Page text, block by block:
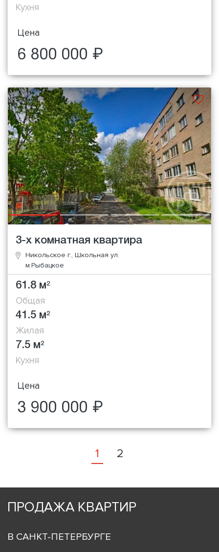
Кухня
Цена
6 800 000 ₽
3-х комнатная квартира
Никольское г., Школьная ул.
м.Рыбацкое
61.8 м2
Общая
41.5 м2
Жилая
7.5 м2
Кухня
Цена
3 900 000 ₽
1 2
ПРОДАЖА КВАРТИР
В САНКТ-ПЕТЕРБУРГЕ